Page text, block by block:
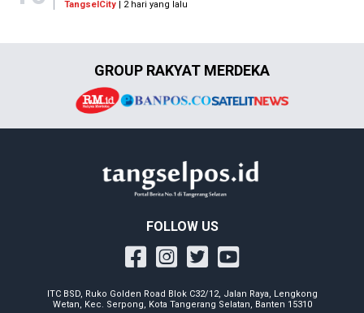
TangselCity | 2 hari yang lalu
GROUP RAKYAT MERDEKA
FOLLOW US
ITC BSD, Ruko Golden Road Blok C32/12, Jalan Raya, Lengkong
Wetan, Kec. Serpong, Kota Tangerang Selatan, Banten 15310